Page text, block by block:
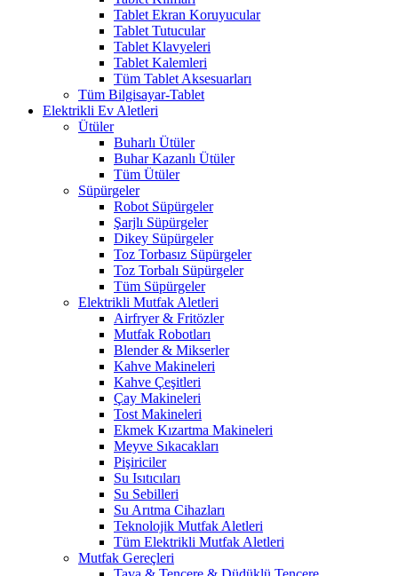
Tablet Ekran Koruyucular
Tablet Tutucular
Tablet Klavyeleri
Tablet Kalemleri
Tüm Tablet Aksesuarları
Tüm Bilgisayar-Tablet
Elektrikli Ev Aletleri
Ütüler
Buharlı Ütüler
Buhar Kazanlı Ütüler
Tüm Ütüler
Süpürgeler
Robot Süpürgeler
Şarjlı Süpürgeler
Dikey Süpürgeler
Toz Torbasız Süpürgeler
Toz Torbalı Süpürgeler
Tüm Süpürgeler
Elektrikli Mutfak Aletleri
Airfryer & Fritözler
Mutfak Robotları
Blender & Mikserler
Kahve Makineleri
Kahve Çeşitleri
Çay Makineleri
Tost Makineleri
Ekmek Kızartma Makineleri
Meyve Sıkacakları
Pişiriciler
Su Isıtıcıları
Su Sebilleri
Su Arıtma Cihazları
Teknolojik Mutfak Aletleri
Tüm Elektrikli Mutfak Aletleri
Mutfak Gereçleri